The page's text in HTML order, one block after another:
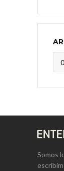
Somos